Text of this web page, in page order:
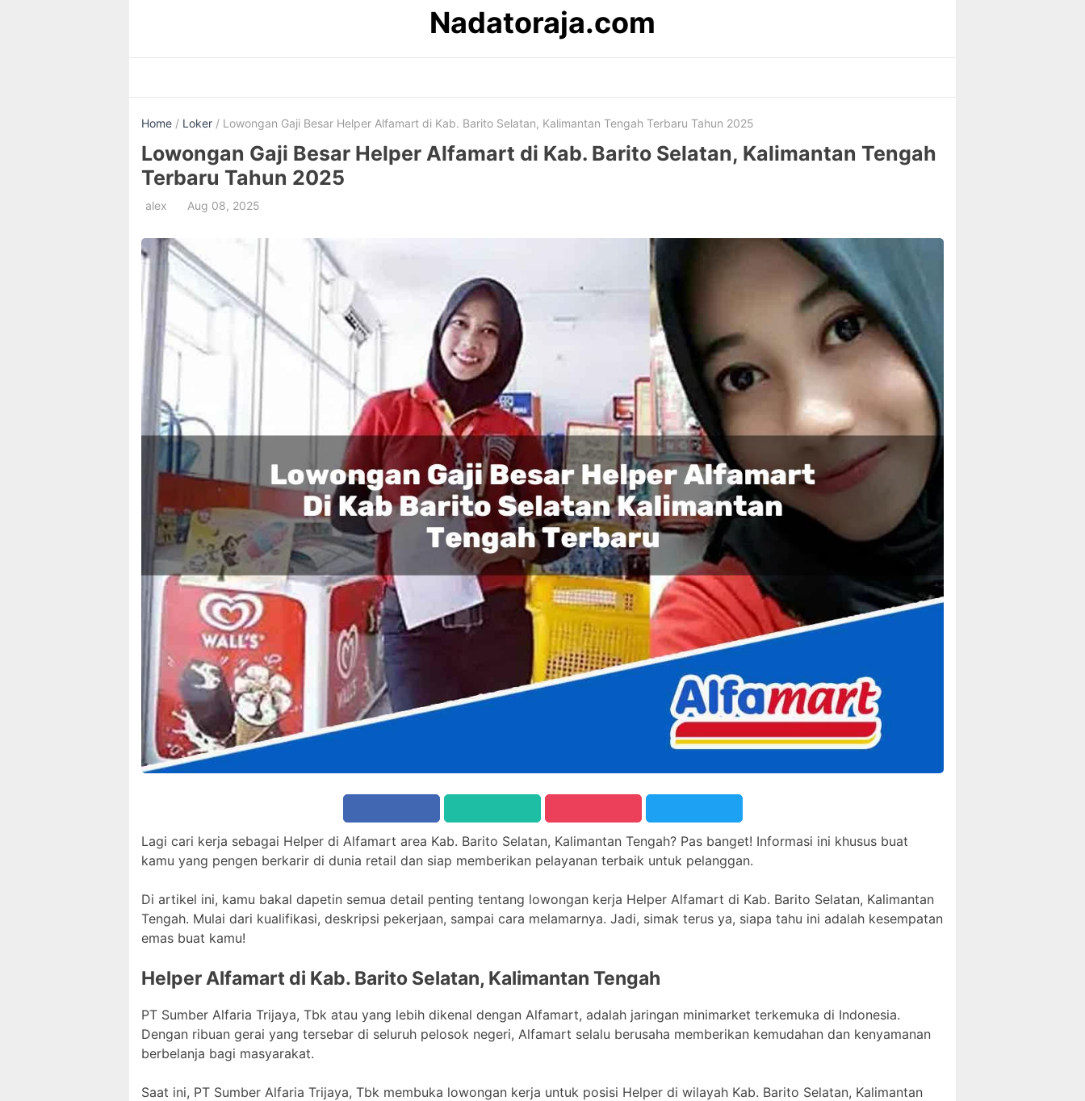
Nadatoraja.com
Home / Loker / Lowongan Gaji Besar Helper Alfamart di Kab. Barito Selatan, Kalimantan Tengah Terbaru Tahun 2025
Lowongan Gaji Besar Helper Alfamart di Kab. Barito Selatan, Kalimantan Tengah
Terbaru Tahun 2025
alex Aug 08, 2025
Lagi cari kerja sebagai Helper di Alfamart area Kab. Barito Selatan, Kalimantan Tengah? Pas banget! Informasi ini khusus buat
kamu yang pengen berkarir di dunia retail dan siap memberikan pelayanan terbaik untuk pelanggan.
Di artikel ini, kamu bakal dapetin semua detail penting tentang lowongan kerja Helper Alfamart di Kab. Barito Selatan, Kalimantan
Tengah. Mulai dari kualifikasi, deskripsi pekerjaan, sampai cara melamarnya. Jadi, simak terus ya, siapa tahu ini adalah kesempatan
emas buat kamu!
Helper Alfamart di Kab. Barito Selatan, Kalimantan Tengah
PT Sumber Alfaria Trijaya, Tbk atau yang lebih dikenal dengan Alfamart, adalah jaringan minimarket terkemuka di Indonesia.
Dengan ribuan gerai yang tersebar di seluruh pelosok negeri, Alfamart selalu berusaha memberikan kemudahan dan kenyamanan
berbelanja bagi masyarakat.
Saat ini, PT Sumber Alfaria Trijaya, Tbk membuka lowongan kerja untuk posisi Helper di wilayah Kab. Barito Selatan, Kalimantan